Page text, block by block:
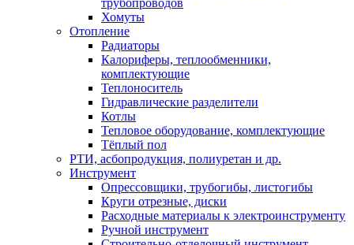
трубопроводов
Хомуты
Отопление
Радиаторы
Калориферы, теплообменники,
комплектующие
Теплоноситель
Гидравлические разделители
Котлы
Тепловое оборудование, комплектующие
Тёплый пол
РТИ, асбопродукция, полиуретан и др.
Инструмент
Опрессовщики, трубогибы, листогибы
Круги отрезные, диски
Расходные материалы к электроинструменту
Ручной инструмент